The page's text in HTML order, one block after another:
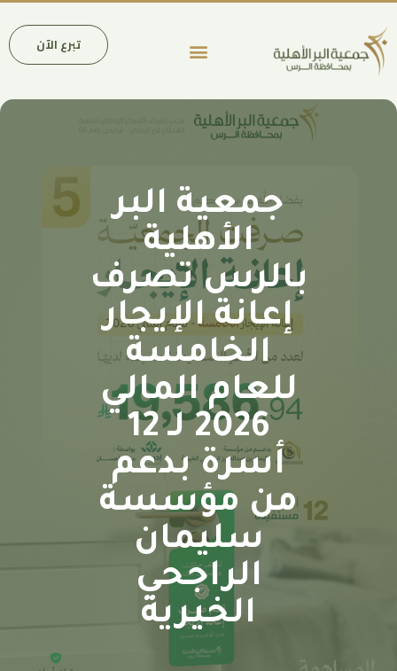
جمعية البر
الأهلية
تصرف
إعانة الإيجار
الخامسة
للعام المالي
2026 لـ 12
أسرة بدعم
من مؤسسة
سليمان
الراجحي
الخيرية